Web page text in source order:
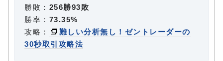
勝敗： 256勝93敗
勝率： 73.35%
攻略：
難しい分析無し！ゼントレーダーの
30秒取引攻略法